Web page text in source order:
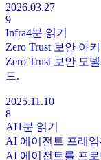
2026.03.27
9
Infra4분 읽기
Zero Trust 보안 아
Zero Trust 보안 모
드.
2025.11.10
8
AI1분 읽기
AI 에이전트 프레
AI 에이전트를 프